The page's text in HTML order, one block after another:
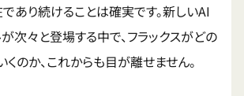
あり続けることは確実です。新しいAI
次々と登場する中で、フラックスがどの
くのか、これからも目が離せません。